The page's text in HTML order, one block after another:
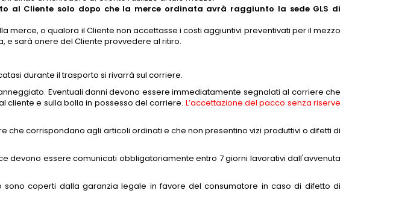
al Cliente solo dopo che la merce ordinata avrà raggiunto la sede GLS di
o qualora il Cliente non accettasse i costi aggiuntivi preventivati per il mezzo
e sarà onere del Cliente provvedere al ritiro.
durante il trasporto si rivarrà sul corriere.
Eventuali danni devono essere immediatamente segnalati al corriere che
e sulla bolla in possesso del corriere. L’accettazione del pacco senza riserve
corrispondano agli articoli ordinati e che non presentino vizi produttivi o difetti di
devono essere comunicati obbligatoriamente entro 7 giorni lavorativi dall'avvenuta
sono coperti dalla garanzia legale in favore del consumatore in caso di difetto di